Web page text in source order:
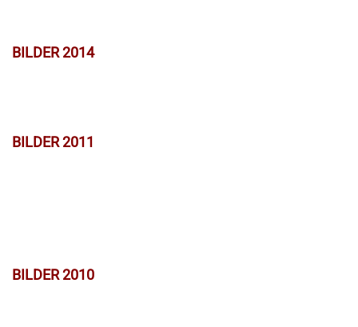
BILDER 2014
BILDER 2011
BILDER 2010